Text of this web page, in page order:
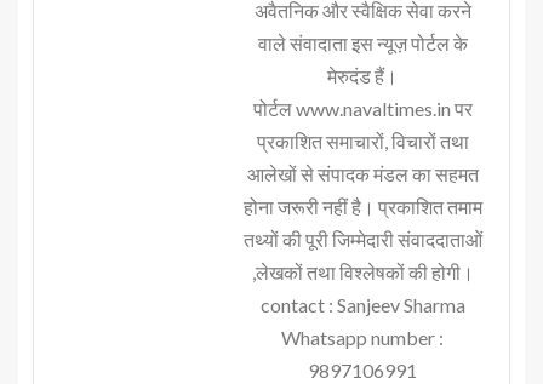
अवैतनिक और स्वैक्षिक सेवा करने
वाले संवादाता इस न्यूज़ पोर्टल के
मेरुदंड हैं।
पोर्टल www.navaltimes.in पर
प्रकाशित समाचारों, विचारों तथा
आलेखों से संपादक मंडल का सहमत
होना जरूरी नहीं है। प्रकाशित तमाम
तथ्यों की पूरी जिम्मेदारी संवाददाताओं
,लेखकों तथा विश्लेषकों की होगी।
contact : Sanjeev Sharma
Whatsapp number :
9897106991